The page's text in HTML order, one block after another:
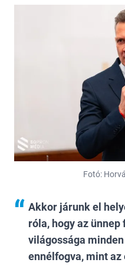
Fotó:
Akkor járunk el
róla, hogy az ünnep
világossága
ennélfogva, mint